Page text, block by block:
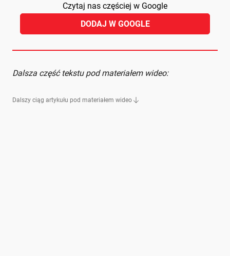
Czytaj nas częściej w Google
DODAJ W GOOGLE
Dalsza część tekstu pod materiałem wideo:
Dalszy ciąg artykułu pod materiałem wideo